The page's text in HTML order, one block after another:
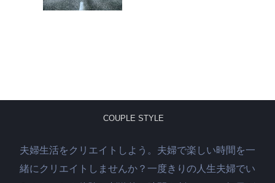
time
book
COUPLE STYLE
夫婦生活をクリエイトしよう。夫婦で楽しい時間を一
緒にクリエイトしませんか？一度きりの人生夫婦でい